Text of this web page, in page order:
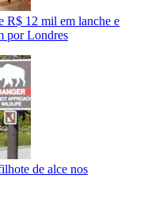
R$ 12 mil em lanche e
por Londres
de alce nos